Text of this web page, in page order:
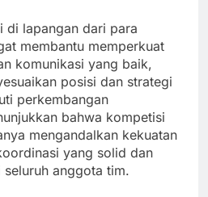
di lapangan dari para
membantu memperkuat
komunikasi yang baik,
posisi dan strategi
perkembangan
bahwa kompetisi
mengandalkan kekuatan
yang solid dan
anggota tim.